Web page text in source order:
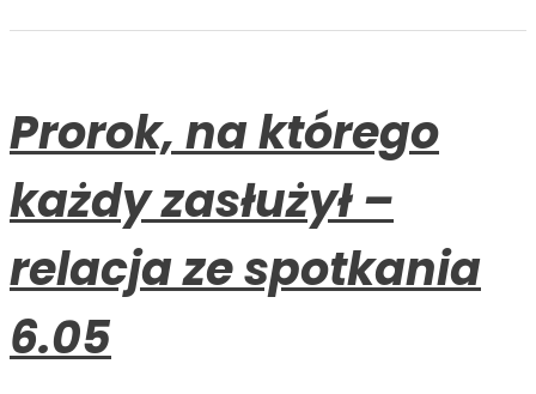
Prorok, na którego
każdy zasłużył –
relacja ze spotkania
6.05